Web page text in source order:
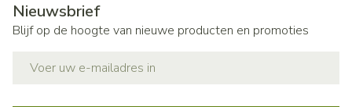
Nieuwsbrief
Blijf op de hoogte van nieuwe producten en promoties